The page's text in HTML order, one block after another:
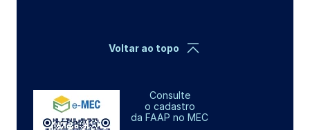
Consulte
o cadastro
da FAAP no MEC
Voltar ao topo